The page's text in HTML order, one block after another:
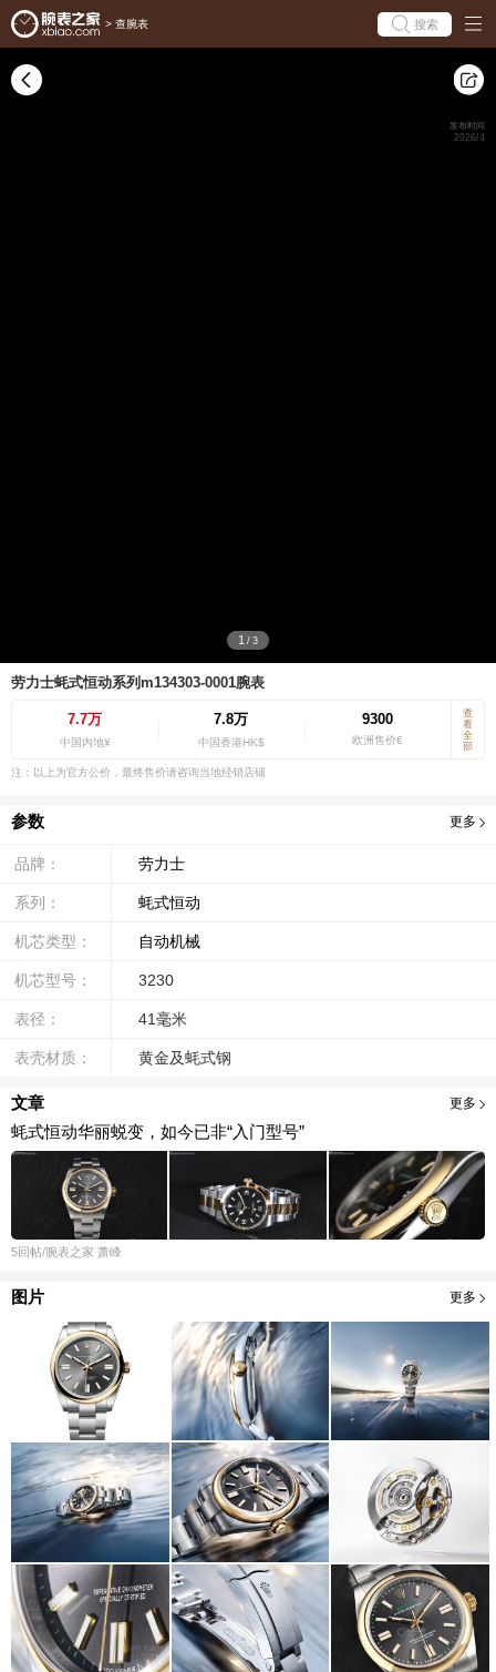
> 查腕表 搜索
1 / 3
发布时间
2026/4
劳力士蚝式恒动系列m134303-0001腕表
7.7万
中国内地¥
7.8万
中国香港HK$
9300
欧洲售价€
查
看
全
部
注：以上为官方公价，最终售价请咨询当地经销店铺
参数 更多
品牌： 劳力士
系列： 蚝式恒动
机芯类型： 自动机械
机芯型号： 3230
表径： 41毫米
表壳材质： 黄金及蚝式钢
文章 更多
蚝式恒动华丽蜕变，如今已非“入门型号”
5回帖/腕表之家 萧峰
图片 更多